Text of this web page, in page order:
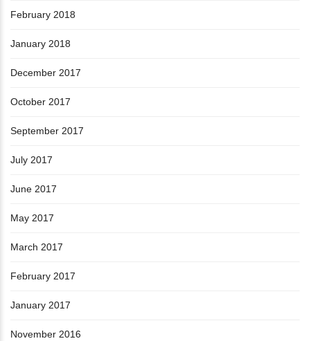
February 2018
January 2018
December 2017
October 2017
September 2017
July 2017
June 2017
May 2017
March 2017
February 2017
January 2017
November 2016